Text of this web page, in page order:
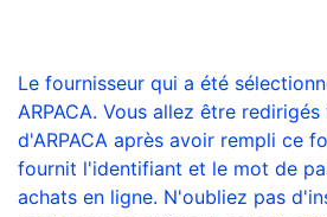
Le fournisseur qui a été
ARPACA. Vous allez être
d'ARPACA après avoir rempli ce
fournit l'identifiant et le mot de
achats en ligne. N'oubliez pas